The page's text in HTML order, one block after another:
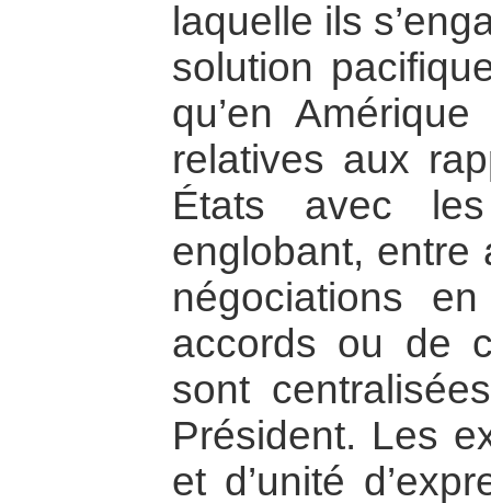
laquelle ils
solution
qu’en
relatives aux
États avec
englobant, entre
négociations
accords ou de
sont
Président. Les
et d’unité